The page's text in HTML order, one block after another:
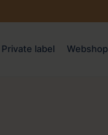
Private label Webshop